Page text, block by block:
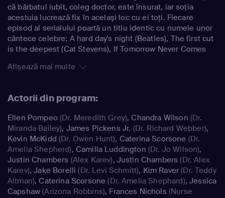
că bărbatul iubit, coleg doctor, este însurat, iar soţia
acestuia lucrează fix în acelaşi loc cu ei toţi. Fiecare
episod al serialului poartă un titlu identic cu numele unor
cântece celebre: A hard day's night (Beatles), The first cut
is the deepest (Cat Stevens), If Tomorrow Never Comes
Afișează mai multe
Actorii din program:
Ellen Pompeo(Dr. Meredith Grey),Chandra Wilson (Dr.
Miranda Bailey), James Pickens Jr. (Dr. Richard Webber),
Kevin McKidd (Dr. Owen Hunt), Caterina Scorsone (Dr.
Amelia Shepherd), Camilla Luddington (Dr. Jo Wilson),
Justin Chambers (Alex Karev), Justin Chambers (Dr. Alex
Karev),Jake Borelli (Dr. Levi Schmitt), Kim Raver (Dr. Teddy
Altman),Caterina Scorsone (Dr. Amelia Shephard),Jessica
Capshaw (Arizona Robbins), Frances Nichols (Nurse